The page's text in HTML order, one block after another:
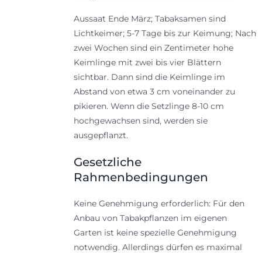
Aussaat Ende März; Tabaksamen sind
Lichtkeimer; 5-7 Tage bis zur Keimung; Nach
zwei Wochen sind ein Zentimeter hohe
Keimlinge mit zwei bis vier Blättern
sichtbar. Dann sind die Keimlinge im
Abstand von etwa 3 cm voneinander zu
pikieren. Wenn die Setzlinge 8-10 cm
hochgewachsen sind, werden sie
ausgepflanzt.
Gesetzliche
Rahmenbedingungen
Keine Genehmigung erforderlich: Für den
Anbau von Tabakpflanzen im eigenen
Garten ist keine spezielle Genehmigung
notwendig. Allerdings dürfen es maximal